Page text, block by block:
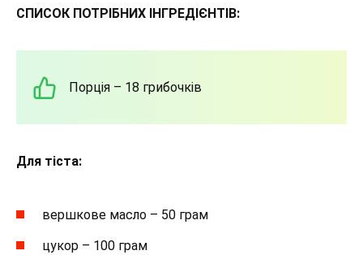
СПИСОК ПОТРІБНИХ ІНГРЕДІЄНТІВ:
Порція – 18 грибочків
Для тіста:
вершкове масло – 50 грам
цукор – 100 грам